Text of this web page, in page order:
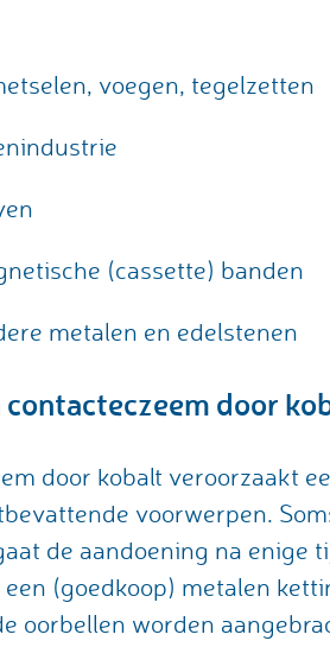
voegen, tegelzetten
(cassette) banden
metalen en edelstenen
door
door kobalt veroorzaakt
voorwerpen.
de aandoening na enige
(goedkoop) metalen
oorbellen worden